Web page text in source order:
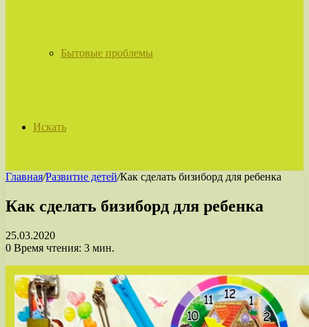
Бытовые проблемы
Искать
Главная/Развитие детей/Как сделать бизиборд для ребенка
Как сделать бизиборд для ребенка
25.03.2020
0 Время чтения: 3 мин.